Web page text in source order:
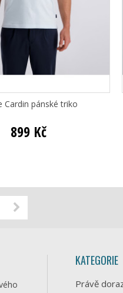
Cardin pánské triko
899 Kč
KATEGORIE
Právě